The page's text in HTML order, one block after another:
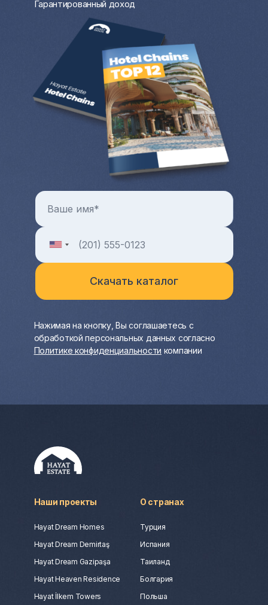
туристического сезона. В остальное
время вы можете проживать там.
Цены на коммерческую и жилую
недвижимость с каждым годом только
растут. Всегда можно продать квартиру
или дом за рубежом и выручить
довольно крупную разницу от продажи.
Больше преимуществ и особенностей от
покупки квартиры и любой другой зарубежной
недвижимости в целом можно узнать на
индивидуальной консультации с менеджером
Гарантированный доход
Нажимая на кнопку, Вы соглашаетесь с
обработкой персональных данных согласно
Политике конфиденциальности компании
Наши проекты
Hayat Dream Homes
Hayat Dream Demirtaş
Hayat Dream Gazipaşa
Hayat Heaven Residence
Hayat İlkem Towers
О странах
Турция
Испания
Таиланд
Болгария
Польша